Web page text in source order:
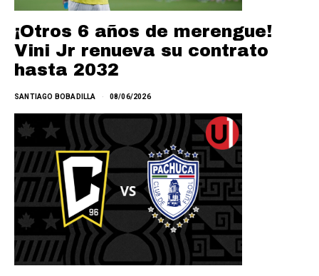
¡Otros 6 años de merengue!
Vini Jr renueva su contrato
hasta 2032
SANTIAGO BOBADILLA 08/06/2026